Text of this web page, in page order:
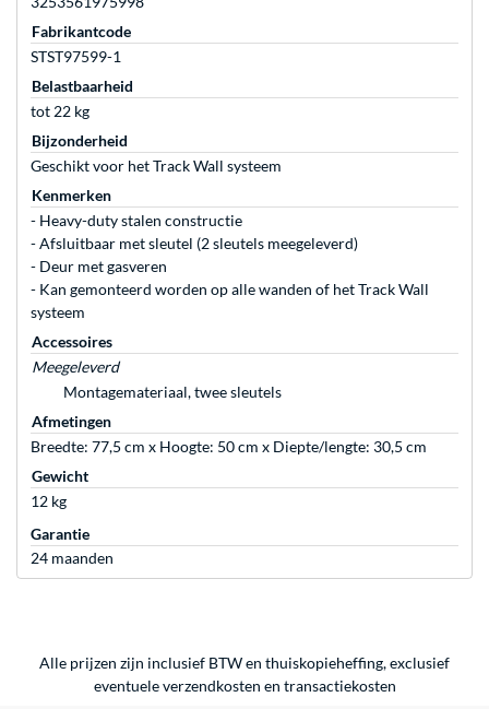
Fabrikantcode
STST97599-1
Belastbaarheid
tot 22 kg
Bijzonderheid
Geschikt voor het Track Wall systeem
Kenmerken
- Heavy-duty stalen constructie
- Afsluitbaar met sleutel (2 sleutels meegeleverd)
- Deur met gasveren
- Kan gemonteerd worden op alle wanden of het Track Wall
systeem
Accessoires
Meegeleverd
Montagemateriaal, twee sleutels
Afmetingen
Breedte: 77,5 cm x Hoogte: 50 cm x Diepte/lengte: 30,5 cm
Gewicht
12 kg
Garantie
24 maanden
Alle prijzen zijn inclusief BTW en thuiskopieheffing, exclusief
eventueleverzendkosten en transactiekosten